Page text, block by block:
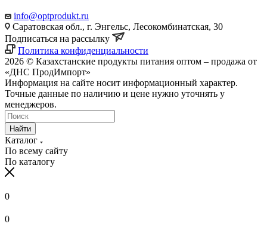
info@optprodukt.ru
Саратовская обл., г. Энгельс, Лесокомбинатская, 30
Подписаться на рассылку
Политика конфиденциальности
2026 © Казахстанские продукты питания оптом – продажа от
«ДНС ПродИмпорт»
Информация на сайте носит информационный характер.
Точные данные по наличию и цене нужно уточнять у
менеджеров.
Найти
Каталог
По всему сайту
По каталогу
0
0